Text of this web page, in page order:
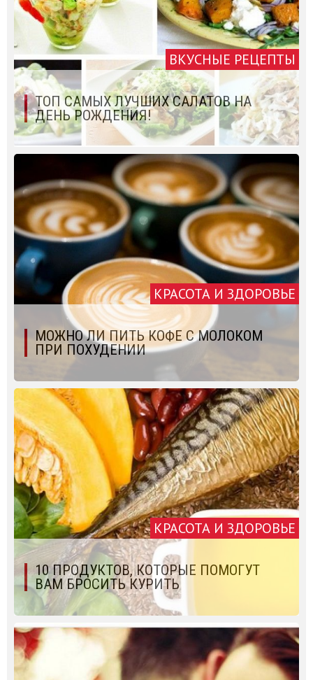
ВКУСНЫЕ РЕЦЕПТЫ
ТОП САМЫХ ЛУЧШИХ САЛАТОВ НА
ДЕНЬ РОЖДЕНИЯ!
КРАСОТА И ЗДОРОВЬЕ
МОЖНО ЛИ ПИТЬ КОФЕ С МОЛОКОМ
ПРИ ПОХУДЕНИИ
КРАСОТА И ЗДОРОВЬЕ
10 ПРОДУКТОВ, КОТОРЫЕ ПОМОГУТ
ВАМ БРОСИТЬ КУРИТЬ